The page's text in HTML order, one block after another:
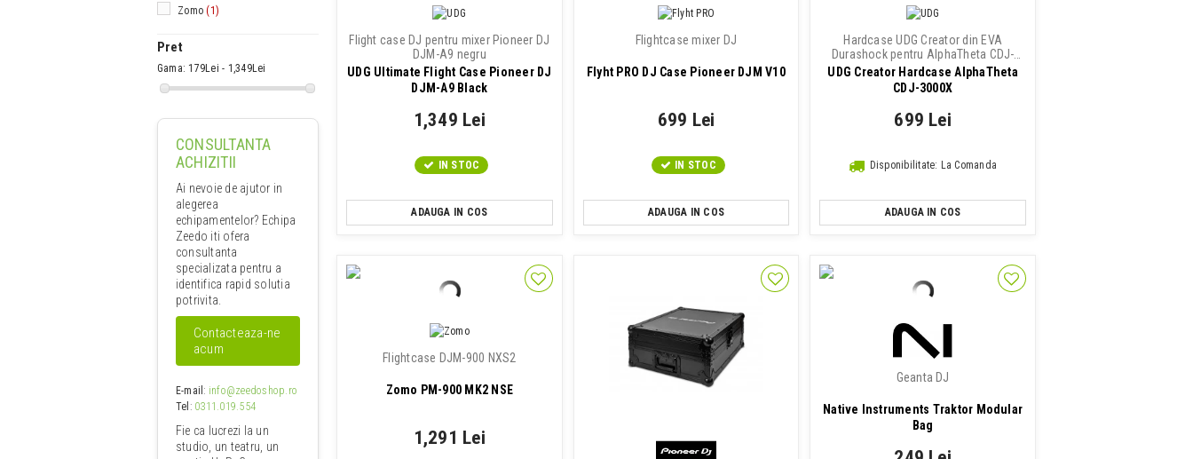
Zomo (1)
Pret
Gama: 179Lei - 1,349Lei
CONSULTANTA
ACHIZITII
Ai nevoie de ajutor in
alegerea
echipamentelor? Echipa
Zeedo iti ofera
consultanta
specializata pentru a
identifica rapid solutia
potrivita.
Contacteaza-ne
acum
E-mail : info@zeedoshop.ro
Tel : 0311.019.554
Fie ca lucrezi la un
studio, un teatru, un
Flight case DJ pentru mixer Pioneer DJ
DJM-A9 negru
UDG Ultimate Flight Case Pioneer DJ
DJM-A9 Black
1,349 Lei
IN STOC
ADAUGA IN COS
Flightcase mixer DJ
Flyht PRO DJ Case Pioneer DJM V10
699 Lei
IN STOC
ADAUGA IN COS
Hardcase UDG Creator din EVA
Durashock pentru AlphaTheta CDJ-
3000X
UDG Creator Hardcase AlphaTheta
CDJ-3000X
699 Lei
Disponibilitate: La Comanda
ADAUGA IN COS
Flightcase DJM-900 NXS2
Zomo PM-900 MK2 NSE
1,291 Lei
Geanta DJ
Native Instruments Traktor Modular
Bag